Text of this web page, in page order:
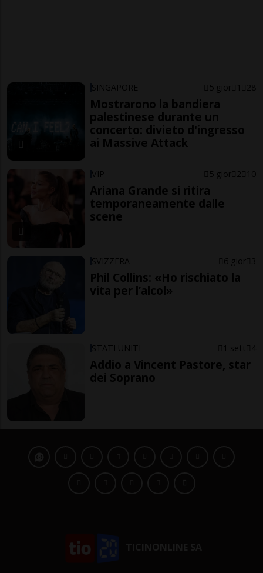
SINGAPORE 5 gior 1 28
Mostrarono la bandiera
palestinese durante un
concerto: divieto d'ingresso
ai Massive Attack
VIP 5 gior 2 10
Ariana Grande si ritira
temporaneamente dalle
scene
SVIZZERA 6 gior 3
Phil Collins: «Ho rischiato la
vita per l’alcol»
STATI UNITI 1 sett 4
Addio a Vincent Pastore, star
dei Soprano